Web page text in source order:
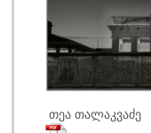
თეა თალაკვაძე